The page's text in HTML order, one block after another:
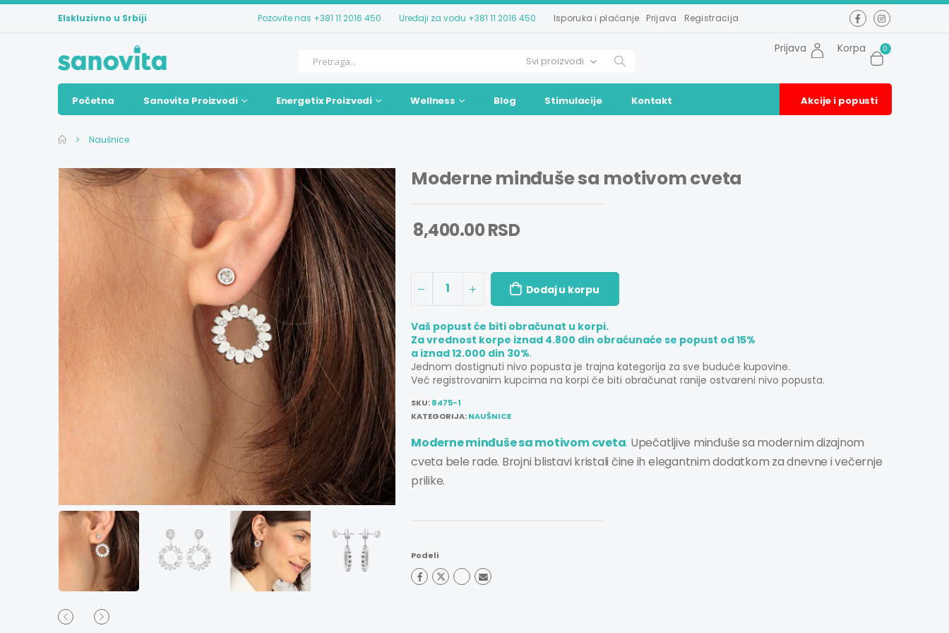
Elskluzivno u Srbiji Pozovite nas +381 11 2016 450 Uređaji za vodu +381 11 2016 450 Isporuka i plaćanje Prijava Registracija
Prijava Korpa 0
Početna Sanovita Proizvodi Energetix Proizvodi Wellness Blog Stimulacije Kontakt Akcije i popusti
Naušnice
Moderne minđuše sa motivom cveta
8,400.00 RSD
1 Dodaj u korpu
Vaš popust će biti obračunat u korpi.
Za vrednost korpe iznad 4.800 din obraćunaće se popust od 15%
a iznad 12.000 din 30%.
Jednom dostignuti nivo popusta je trajna kategorija za sve buduće kupovine.
Već registrovanim kupcima na korpi će biti obračunat ranije ostvareni nivo popusta.
SKU:8475-1
KATEGORIJA:NAUŠNICE
Moderne minđuše sa motivom cveta. Upečatljive minđuše sa modernim dizajnom
cveta bele rade. Brojni blistavi kristali čine ih elegantnim dodatkom za dnevne i večernje
prilike.
Podeli